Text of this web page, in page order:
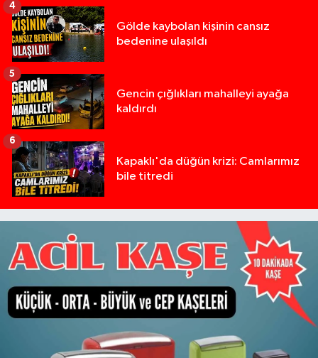
Gölde kaybolan kişinin cansız
bedenine ulaşıldı
4
Gencin çığlıkları mahalleyi ayağa
kaldırdı
5
Kapaklı'da düğün krizi: Camlarımız
bile titredi
6